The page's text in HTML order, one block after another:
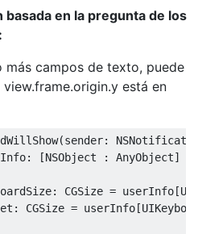
basada en la pregunta de los
más campos de texto, puede
está en
(sender:
: [NSObject : AnyObject]
: CGSize = userInfo[
: CGSize = userInfo[